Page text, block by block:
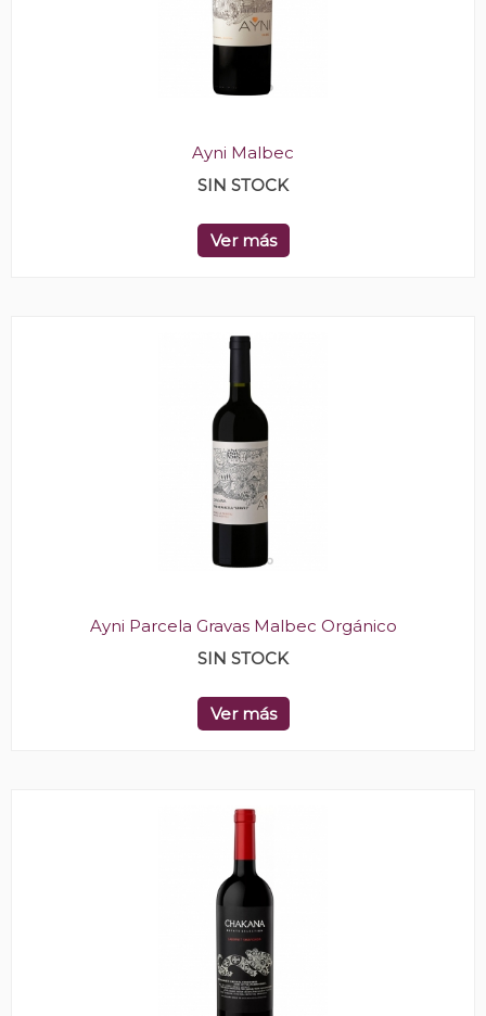
Ayni Malbec
SIN STOCK
Ver más
Ayni Parcela Gravas Malbec Orgánico
SIN STOCK
Ver más